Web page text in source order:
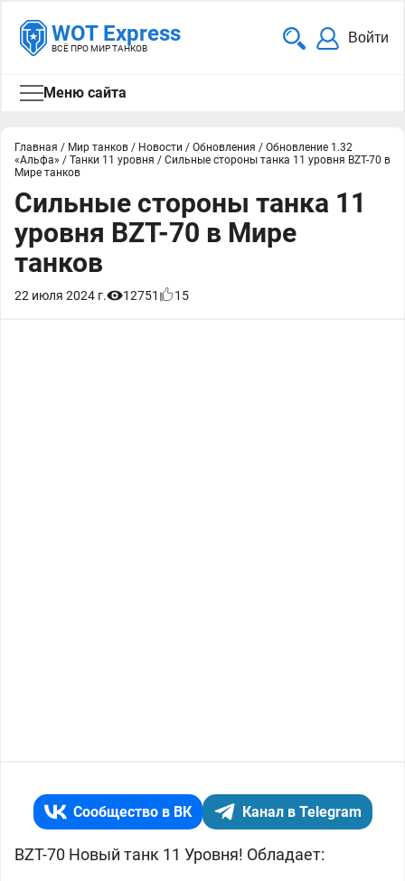
WOT Express
ВСЁ ПРО МИР ТАНКОВ
Войти
Меню сайта
Главная / Мир танков / Новости / Обновления / Обновление 1.32
«Альфа» / Танки 11 уровня / Сильные стороны танка 11 уровня BZT-70 в
Мире танков
Сильные стороны танка 11
уровня BZT-70 в Мире
танков
22 июля 2024 г. 12751 15
Сообщество в ВК Канал в Telegram
BZT-70 Новый танк 11 Уровня! Обладает: